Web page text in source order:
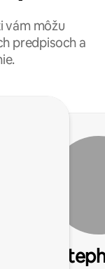
vám môžu
predpisoch a